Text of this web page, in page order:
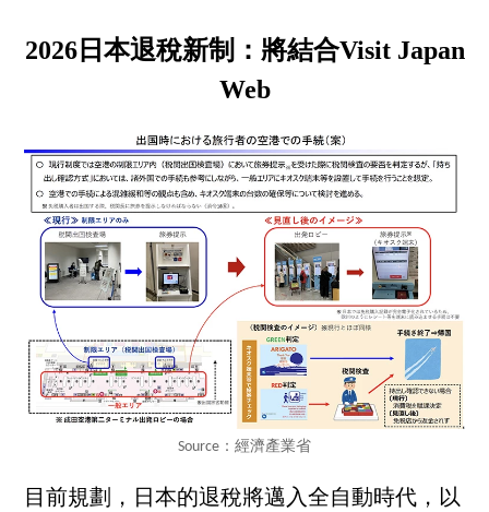
2026日本退稅新制：將結合Visit Japan
Web
Source：經濟產業省
目前規劃，日本的退稅將邁入全自動時代，以